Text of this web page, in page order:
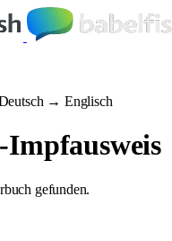
→ Englisch
gefunden.